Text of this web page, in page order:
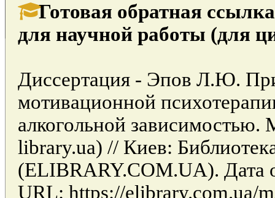
Готовая обратная
для научной работы (для
Диссертация - Эпов Л.Ю.
мотивационной
алкогольной зависимостью.
library.ua) // Киев:
(ELIBRARY.COM.UA). Дата
URL: https://elibrary.com.ua/